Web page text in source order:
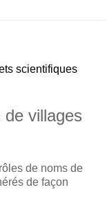
scientifiques
villages
de noms de
de façon